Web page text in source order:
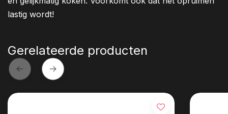
lastig wordt!
Gerelateerde producten